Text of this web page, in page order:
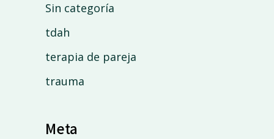
Sin categoría
tdah
terapia de pareja
trauma
Meta